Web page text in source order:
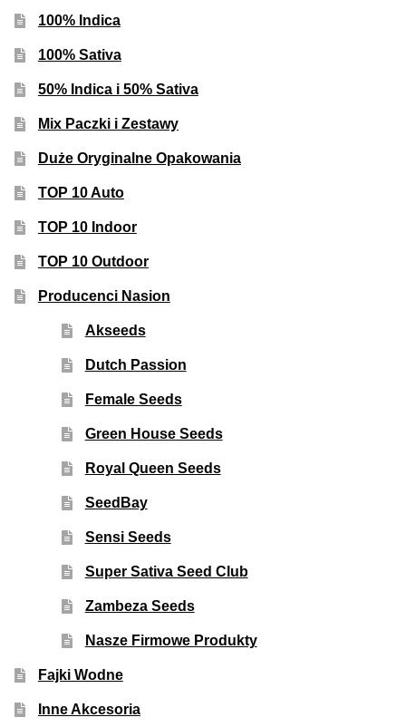
100% Indica
100% Sativa
50% Indica i 50% Sativa
Mix Paczki i Zestawy
Duże Oryginalne Opakowania
TOP 10 Auto
TOP 10 Indoor
TOP 10 Outdoor
Producenci Nasion
Akseeds
Dutch Passion
Female Seeds
Green House Seeds
Royal Queen Seeds
SeedBay
Sensi Seeds
Super Sativa Seed Club
Zambeza Seeds
Nasze Firmowe Produkty
Fajki Wodne
Inne Akcesoria